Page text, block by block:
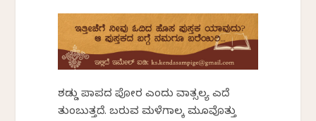
ಶಡ್ಡು ಪಾಪದ ಪೋರ ಎಂದು ವಾತ್ಸಲ್ಯ ಎದೆ
ತುಂಬುತ್ತದೆ. ಬರುವ ಮಳೆಗಾಲಕ್ಕೆ ಮೂವೊತ್ತು